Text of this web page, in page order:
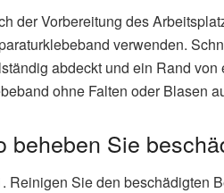
der Vorbereitung des
verwenden.
abdeckt und ein Rand
ohne Falten oder Blasen
beheben Sie
Reinigen Sie den beschädigten